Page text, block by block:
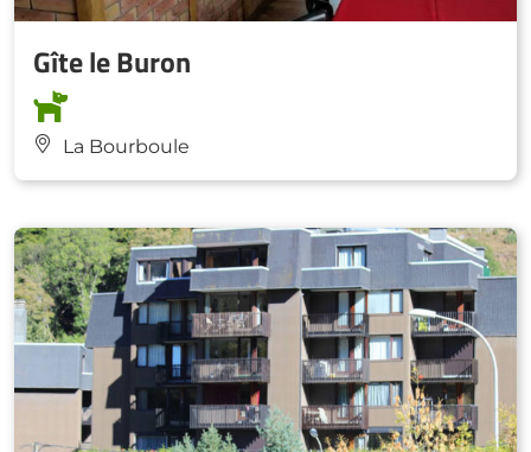
Gîte le Buron
La Bourboule